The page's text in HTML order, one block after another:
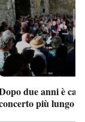
due anni è
più lungo